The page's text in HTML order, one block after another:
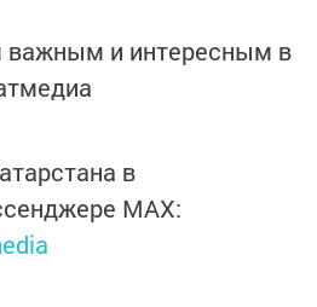
важным и интересным в
в
MАХ: